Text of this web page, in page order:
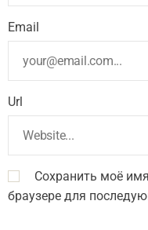
Email
Url
Сохранить моё
браузере для